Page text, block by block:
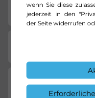
wenn Sie diese
jederzeit in den
der Seite widerrufen
Fahrzeug-
Standort